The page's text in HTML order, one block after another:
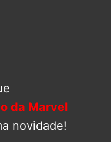
da Marvel
novidade!